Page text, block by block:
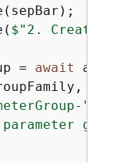
$"2. Create
= await
"
parameter